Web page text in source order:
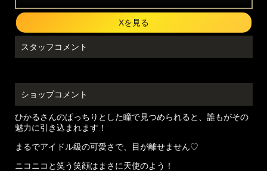
Xを見る
スタッフコメント
ショップコメント
ひかるさんのぱっちりとした瞳で見つめられると、誰もがその
魅力に引き込まれます！
まるでアイドル級の可愛さで、目が離せません♡
ニコニコと笑う笑顔はまさに天使のよう！